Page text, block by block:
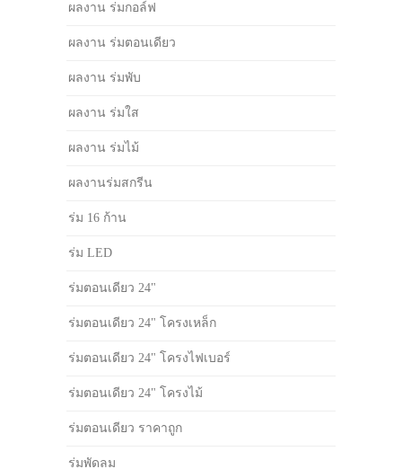
ผลงาน ร่มกอล์ฟ
ผลงาน ร่มตอนเดียว
ผลงาน ร่มพับ
ผลงาน ร่มใส
ผลงาน ร่มไม้
ผลงานร่มสกรีน
ร่ม 16 ก้าน
ร่ม LED
ร่มตอนเดียว 24"
ร่มตอนเดียว 24" โครงเหล็ก
ร่มตอนเดียว 24" โครงไฟเบอร์
ร่มตอนเดียว 24" โครงไม้
ร่มตอนเดียว ราคาถูก
ร่มพัดลม